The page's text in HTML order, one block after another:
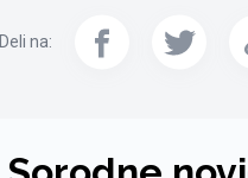
Deli na: